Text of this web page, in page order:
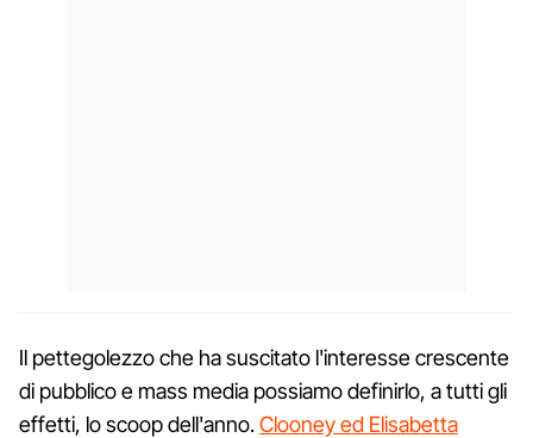
Il pettegolezzo che ha suscitato l'interesse crescente
di pubblico e mass media possiamo definirlo, a tutti gli
effetti, lo scoop dell'anno.Clooney ed Elisabetta